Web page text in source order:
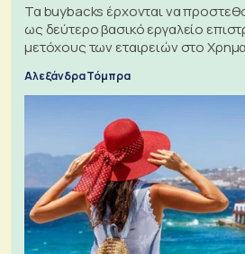
Τα buybacks έρχονται να
ως δεύτερο βασικό εργαλείο
μετόχους των εταιρειών στο
Αλεξάνδρα Τόμπρα